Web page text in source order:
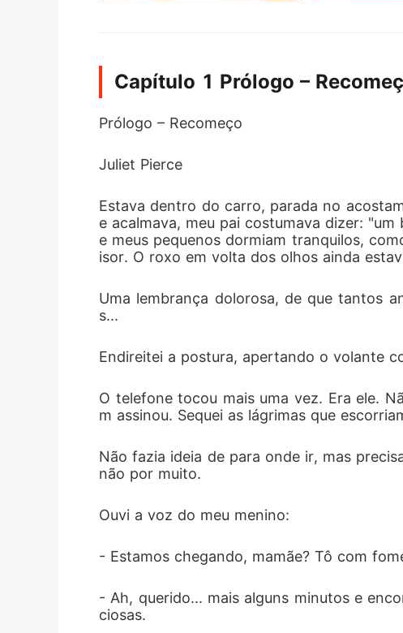
distância. Ele
do que ela
mesma e
estava prestes
Capítulo 1 Prólogo –
Prólogo – Recomeço
Juliet Pierce
​​Estava dentro do carro, parada no
e acalmava, meu pai costumava dizer:
e meus pequenos dormiam tranquilos,
isor. O roxo em volta dos olhos ainda
​​Uma lembrança dolorosa, de que tantos
s...
​​Endireitei a postura, apertando o volante
​O telefone tocou mais uma vez. Era ele.
m assinou. Sequei as lágrimas que
Não fazia ideia de para onde ir, mas
não por muito.
Ouvi a voz do meu menino:
- Estamos chegando, mamãe? Tô com
- Ah, querido... mais alguns minutos e
ciosas.